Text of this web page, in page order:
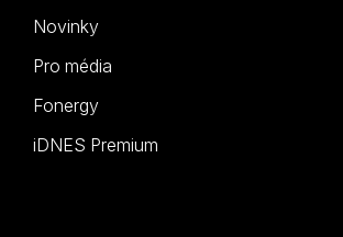
Novinky
Pro média
Fonergy
iDNES Premium